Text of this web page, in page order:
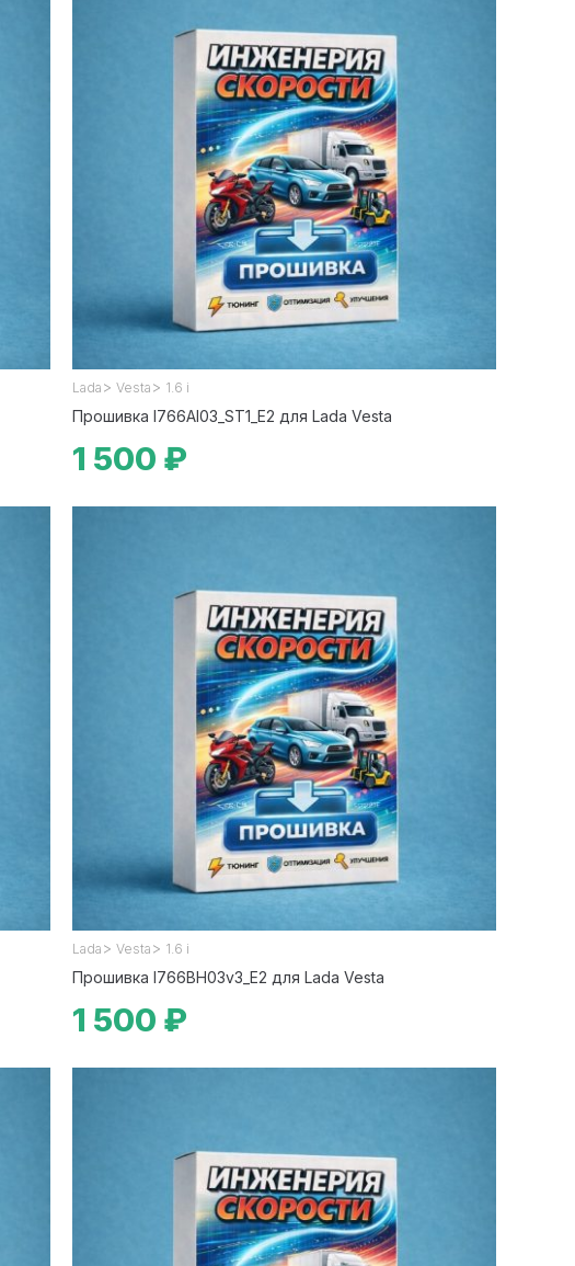
Lada > Vesta > 1.6 i
Прошивка I766AI03_ST1_E2 для Lada Vesta
1 500 ₽
Lada > Vesta > 1.6 i
Прошивка I766BH03v3_E2 для Lada Vesta
1 500 ₽